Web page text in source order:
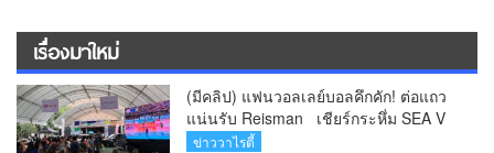
เรื่องมาใหม่
(มีคลิป) แฟนวอลเลย์บอลคึกคัก! ต่อแถว
แน่นรับ Reisman เชียร์กระหึ่ม SEA V
League 2026 ที่เชียงใหม่
ข่าววาไรตี้